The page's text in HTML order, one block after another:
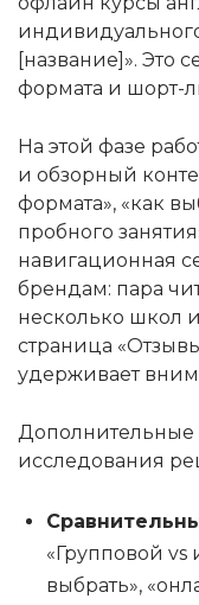
[название]». Это
формата и шорт-
На этой фазе
и обзорный
формата», «как
пробного
навигационная
брендам: пара
несколько школ
страница
удерживает
Дополнительные
исследования
«Групповой
выбрать»,